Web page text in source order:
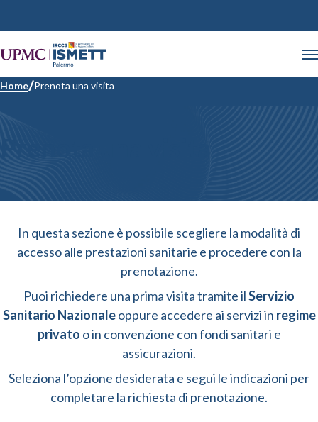
Home Prenota una visita
In questa sezione è possibile scegliere la modalità di
accesso alle prestazioni sanitarie e procedere con la
prenotazione.
Puoi richiedere una prima visita tramite ilServizio
Sanitario Nazionaleoppure accedere ai servizi in regime
privato o in convenzione con fondi sanitari e
assicurazioni.
Seleziona l’opzione desiderata e segui le indicazioni per
completare la richiesta di prenotazione.